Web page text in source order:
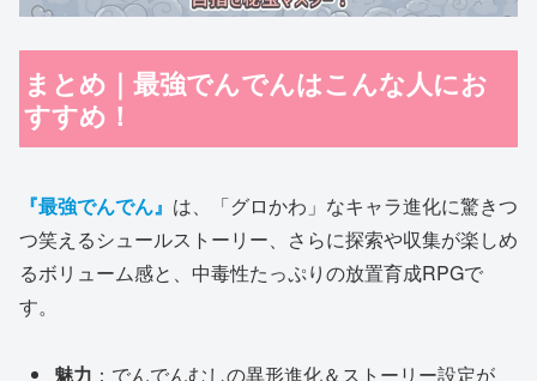
まとめ｜最強でんでんはこんな人にお
すすめ！
『最強でんでん』 は、「グロかわ」なキャラ進化に驚きつ
つ笑えるシュールストーリー、さらに探索や収集が楽しめ
るボリューム感と、中毒性たっぷりの放置育成RPGで
す。
魅力 ：でんでんむしの異形進化＆ストーリー設定が